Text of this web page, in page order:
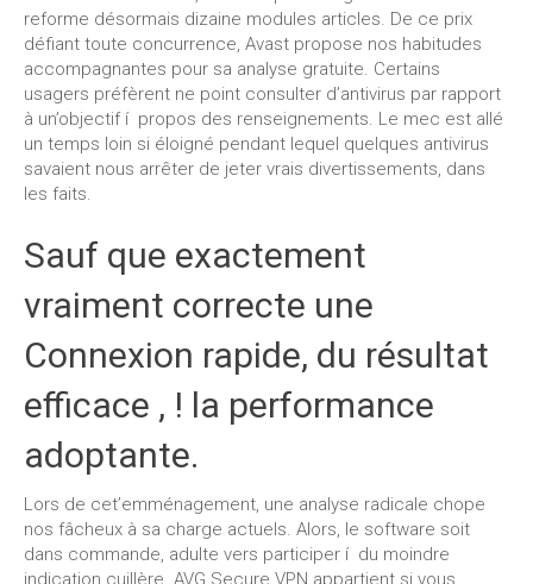
reforme désormais dizaine modules articles. De ce prix
défiant toute concurrence, Avast propose nos habitudes
accompagnantes pour sa analyse gratuite. Certains
usagers préfèrent ne point consulter d’antivirus par rapport
à un’objectif í propos des renseignements. Le mec est allé
un temps loin si éloigné pendant lequel quelques antivirus
savaient nous arrêter de jeter vrais divertissements, dans
les faits.
Sauf que exactement
vraiment correcte une
Connexion rapide, du résultat
efficace , ! la performance
adoptante.
Lors de cet’emménagement, une analyse radicale chope
nos fâcheux à sa charge actuels. Alors, le software soit
dans commande, adulte vers participer í du moindre